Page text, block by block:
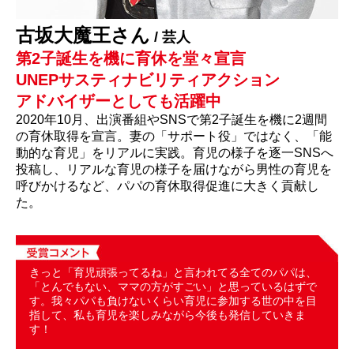
古坂大魔王さん / 芸人
第2子誕生を機に育休を堂々宣言
UNEPサスティナビリティアクション
アドバイザーとしても活躍中
2020年10月、出演番組やSNSで第2子誕生を機に2週間
の育休取得を宣言。妻の「サポート役」ではなく、「能
動的な育児」をリアルに実践。育児の様子を逐一SNSへ
投稿し、リアルな育児の様子を届けながら男性の育児を
呼びかけるなど、パパの育休取得促進に大きく貢献し
た。
きっと「育児頑張ってるね」と言われてる全てのパパは、
「とんでもない、ママの方がすごい」と思っているはずで
す。我々パパも負けないくらい育児に参加する世の中を目
指して、私も育児を楽しみながら今後も発信していきま
す！